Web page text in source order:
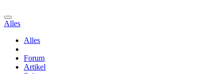
Alles
Alles
Forum
Artikel